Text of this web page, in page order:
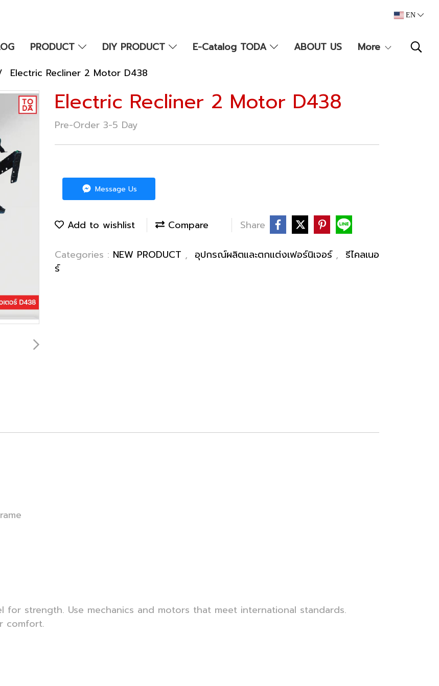
EN
PRODUCT DIY PRODUCT E-Catalog TODA ABOUT US
More
Electric Recliner 2 Motor D438
Electric Recliner 2 Motor D438
Pre-Order 3-5 Day
Message Us
Add to wishlist Compare Share
Categories : NEW PRODUCT , อุปกรณ์ผลิตและตกแต่งเฟอร์นิเจอร์ , รีไคลเนอ
ร์
strength. Use mechanics and motors that meet international standards.
comfort.